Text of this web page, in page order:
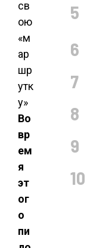
Во
вр
ем
я
эт
ог
о
пи